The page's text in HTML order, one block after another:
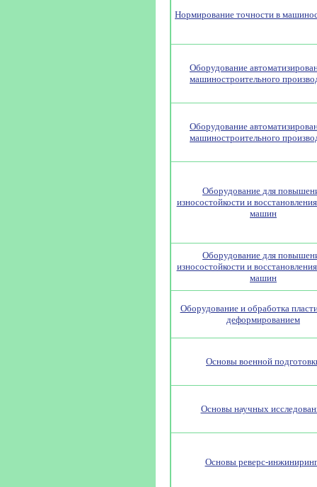
Нормирование точности в
Оборудование
машиностроительного
Оборудование
машиностроительного
Оборудование для
износостойкости и
машин
Оборудование для
износостойкости и
машин
Оборудование и обработка
деформированием
Основы военной
Основы научных
Основы реверс-